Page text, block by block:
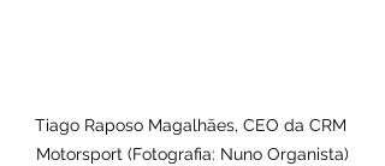
Tiago Raposo Magalhães, CEO da CRM
Motorsport (Fotografia: Nuno Organista)